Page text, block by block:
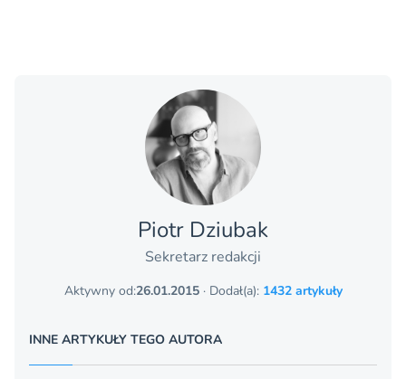
Piotr Dziubak
Sekretarz redakcji
Aktywny od:26.01.2015· Dodał(a): 1432 artykuły
INNE ARTYKUŁY TEGO AUTORA